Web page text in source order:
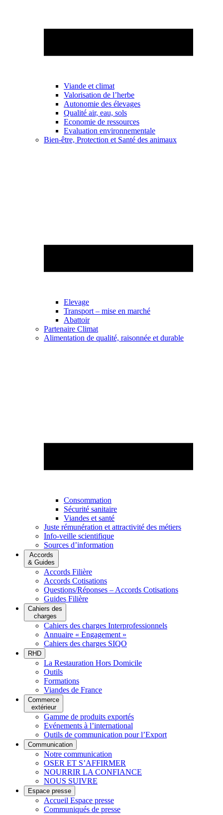
Viande et climat
Valorisation de l’herbe
Autonomie des élevages
Qualité air, eau, sols
Economie de ressources
Evaluation environnementale
Bien-être, Protection et Santé des animaux
Elevage
Transport – mise en marché
Abattoir
Partenaire Climat
Alimentation de qualité, raisonnée et durable
Consommation
Sécurité sanitaire
Viandes et santé
Juste rémunération et attractivité des métiers
Info-veille scientifique
Sources d’information
Accords
& Guides
Accords Filière
Accords Cotisations
Questions/Réponses – Accords Cotisations
Guides Filière
Cahiers des
charges
Cahiers des charges Interprofessionnels
Annuaire « Engagement »
Cahiers des charges SIQO
RHD
La Restauration Hors Domicile
Outils
Formations
Viandes de France
Commerce
extérieur
Gamme de produits exportés
Evénements à l’international
Outils de communication pour l’Export
Communication
Notre communication
OSER ET S’AFFIRMER
NOURRIR LA CONFIANCE
NOUS SUIVRE
Espace presse
Accueil Espace presse
Communiqués de presse